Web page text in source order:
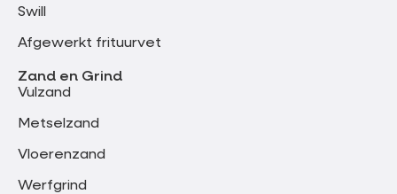
Swill
Afgewerkt frituurvet
Zand en Grind
Vulzand
Metselzand
Vloerenzand
Werfgrind